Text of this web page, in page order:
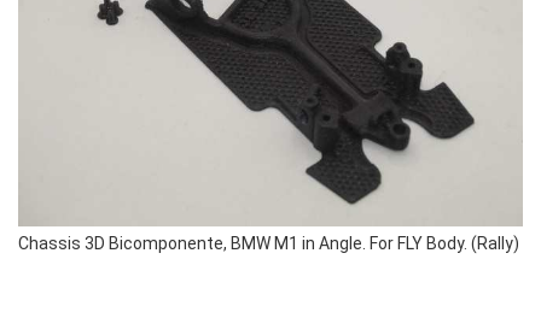
Chassis 3D Bicomponente, BMW M1 in Angle. For FLY Body. (Rally)